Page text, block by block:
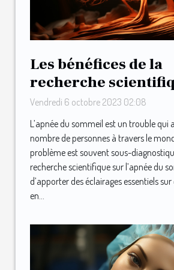
Les bénéfices de la
recherche
l’apnée du sommeil
Vendredi 6 octobre 2023 02:08
L’apnée du sommeil est un trouble qui
nombre de personnes à travers le
problème est souvent sous-
recherche scientifique sur l’apnée du
d’apporter des éclairages essentiels
en...